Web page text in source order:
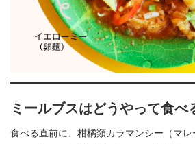
ミールブスはどうやって食べ
食べる直前に、柑橘類カラマンシー（マ